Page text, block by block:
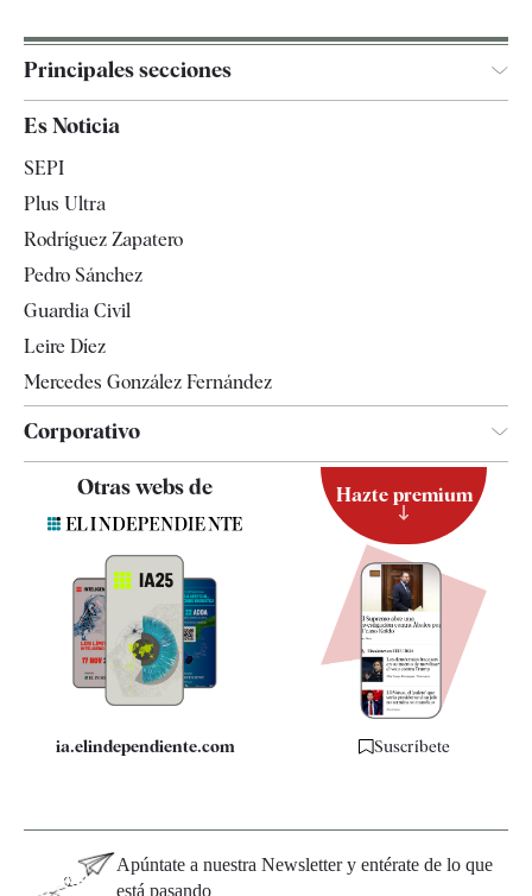
Principales secciones
España
Televisión
Es Noticia
SEPI
Plus Ultra
Rodríguez Zapatero
Pedro Sánchez
Guardia Civil
Leire Díez
Mercedes González Fernández
Corporativo
Contacto
Quiénes somos
Especificaciones
Otras webs de
ia.elindependiente.com
Hazte premium
Suscríbete
Apúntate a nuestra Newsletter y entérate de lo que
está pasando